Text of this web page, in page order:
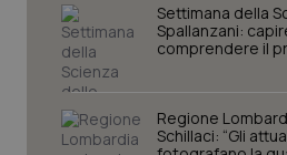
Toscana
Umbria
Obesità
Oftalmologia
Settimana della
Spallanzani:
comprendere il
Regione
Schillaci: “Gli